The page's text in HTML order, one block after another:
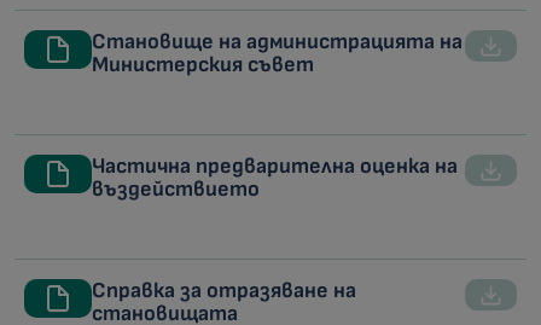
Становище на администрацията на
Министерския съвет
Частична предварителна оценка на
въздействието
Справка за отразяване на
становищата